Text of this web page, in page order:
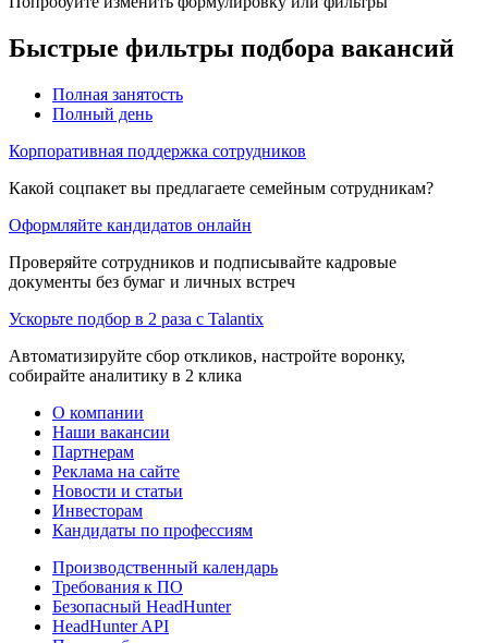
Быстрые фильтры подбора вакансий
Полная занятость
Полный день
Корпоративная поддержка сотрудников
Какой соцпакет вы предлагаете семейным сотрудникам?
Оформляйте кандидатов онлайн
Проверяйте сотрудников и подписывайте кадровые
документы без бумаг и личных встреч
Ускорьте подбор в 2 раза с Talantix
Автоматизируйте сбор откликов, настройте воронку,
собирайте аналитику в 2 клика
О компании
Наши вакансии
Партнерам
Реклама на сайте
Новости и статьи
Инвесторам
Кандидаты по профессиям
Производственный календарь
Требования к ПО
Безопасный HeadHunter
HeadHunter API